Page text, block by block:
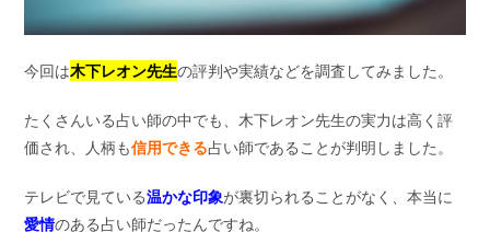
今回は木下レオン先生の評判や実績などを調査してみました。
たくさんいる占い師の中でも、木下レオン先生の実力は高く評
価され、人柄も信用できる占い師であることが判明しました。
テレビで見ている温かな印象が裏切られることがなく、本当に
愛情のある占い師だったんですね。